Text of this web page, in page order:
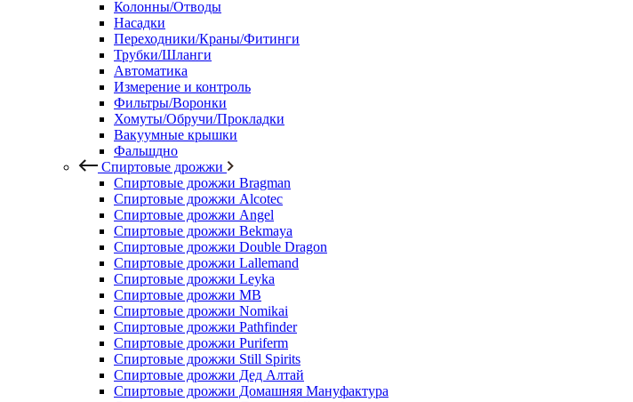
Колонны/Отводы
Насадки
Переходники/Краны/Фитинги
Трубки/Шланги
Автоматика
Измерение и контроль
Фильтры/Воронки
Хомуты/Обручи/Прокладки
Вакуумные крышки
Фальшдно
Спиртовые дрожжи
Спиртовые дрожжи Bragman
Спиртовые дрожжи Alcotec
Спиртовые дрожжи Angel
Спиртовые дрожжи Bekmaya
Спиртовые дрожжи Double Dragon
Спиртовые дрожжи Lallemand
Спиртовые дрожжи Leyka
Спиртовые дрожжи MB
Спиртовые дрожжи Nomikai
Спиртовые дрожжи Pathfinder
Спиртовые дрожжи Puriferm
Спиртовые дрожжи Still Spirits
Спиртовые дрожжи Дед Алтай
Спиртовые дрожжи Домашняя Мануфактура